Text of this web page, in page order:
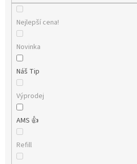
Nejlepší cena!
Novinka
Náš Tip
Výprodej
AMS 👍
Refill